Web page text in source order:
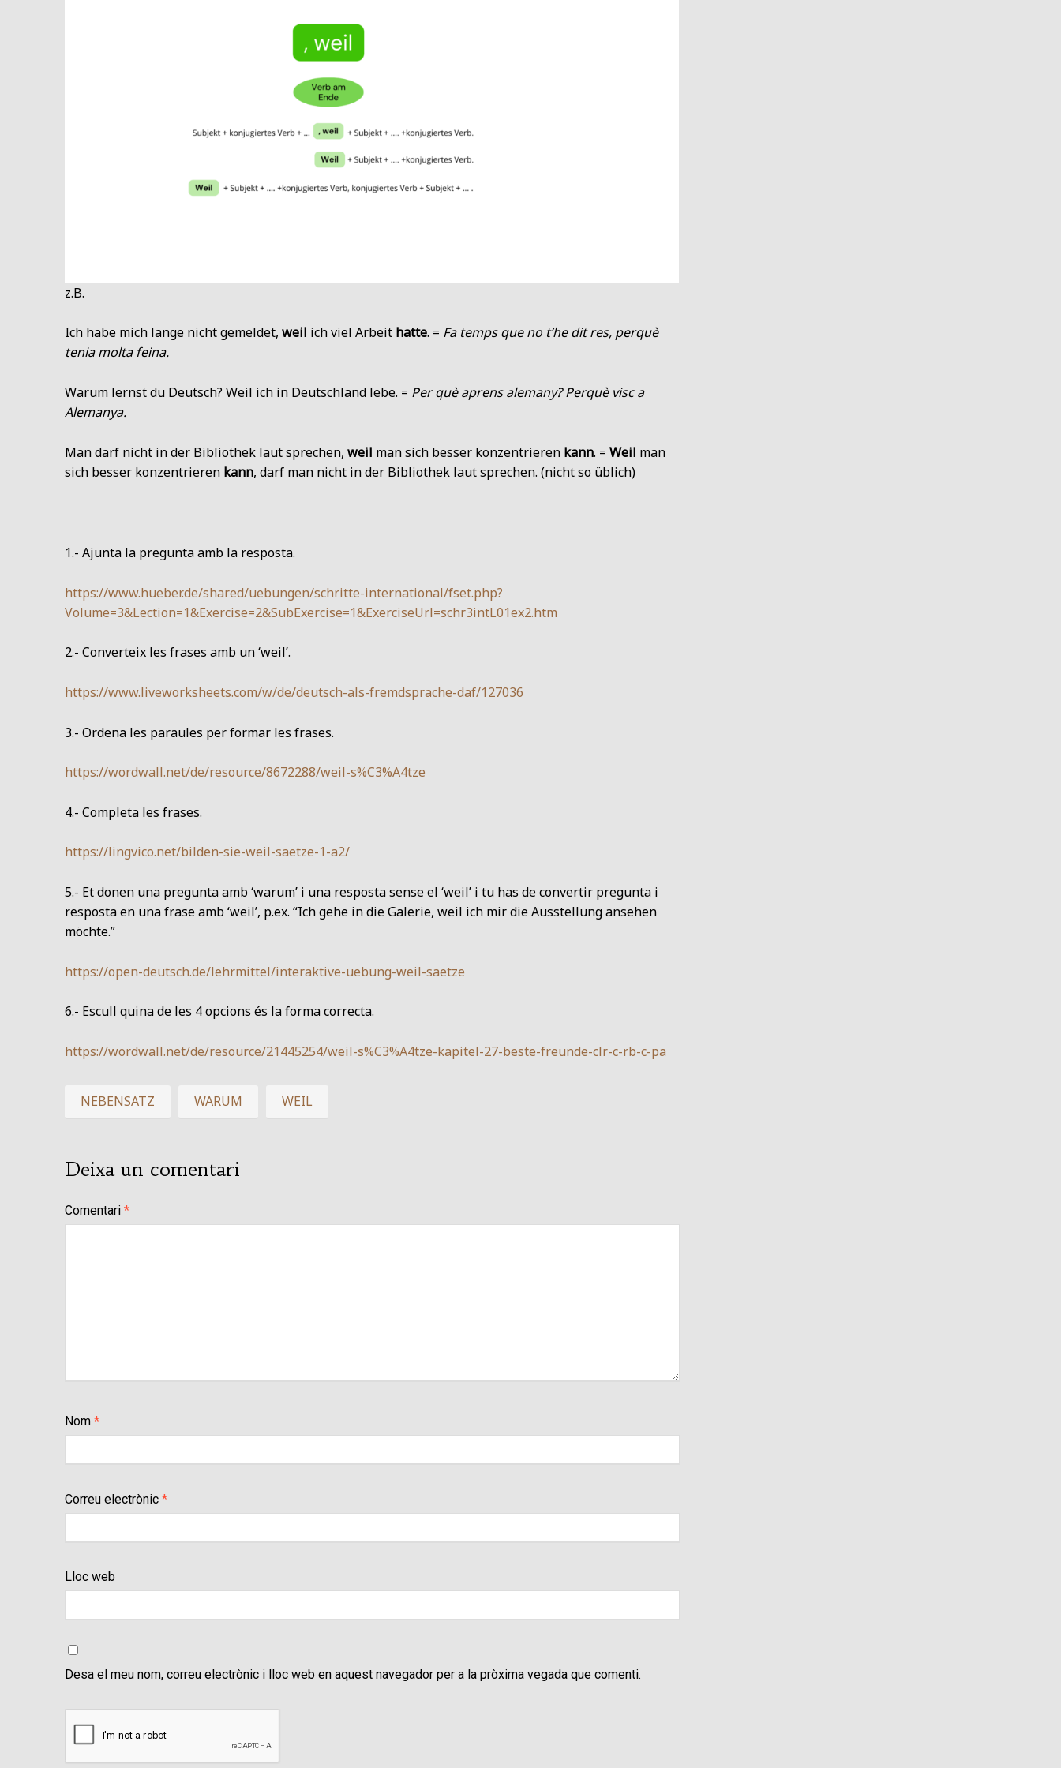
z.B.
Ich habe mich lange nicht gemeldet, weil ich viel Arbeit hatte. = Fa temps que no t’he dit res, perquè
tenia molta feina.
Warum lernst du Deutsch? Weil ich in Deutschland lebe. = Per què aprens alemany? Perquè visc a
Alemanya.
Man darf nicht in der Bibliothek laut sprechen, weil man sich besser konzentrieren kann. = Weil man
sich besser konzentrieren kann, darf man nicht in der Bibliothek laut sprechen. (nicht so üblich)
1.- Ajunta la pregunta amb la resposta.
https://www.hueber.de/shared/uebungen/schritte-international/fset.php?
Volume=3&Lection=1&Exercise=2&SubExercise=1&ExerciseUrl=schr3intL01ex2.htm
2.- Converteix les frases amb un ‘weil’.
https://www.liveworksheets.com/w/de/deutsch-als-fremdsprache-daf/127036
3.- Ordena les paraules per formar les frases.
https://wordwall.net/de/resource/8672288/weil-s%C3%A4tze
4.- Completa les frases.
https://lingvico.net/bilden-sie-weil-saetze-1-a2/
5.- Et donen una pregunta amb ‘warum’ i una resposta sense el ‘weil’ i tu has de convertir pregunta i
resposta en una frase amb ‘weil’, p.ex. “Ich gehe in die Galerie, weil ich mir die Ausstellung ansehen
möchte.”
https://open-deutsch.de/lehrmittel/interaktive-uebung-weil-saetze
6.- Escull quina de les 4 opcions és la forma correcta.
https://wordwall.net/de/resource/21445254/weil-s%C3%A4tze-kapitel-27-beste-freunde-clr-c-rb-c-pa
NEBENSATZ WARUM WEIL
Deixa un comentari
Comentari *
Nom *
Correu electrònic *
Lloc web
Desa el meu nom, correu electrònic i lloc web en aquest navegador per a la pròxima vegada que comenti.